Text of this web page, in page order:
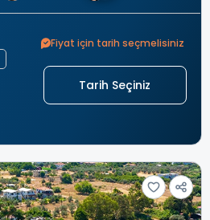
Fiyat için tarih seçmelisiniz
Tarih Seçiniz